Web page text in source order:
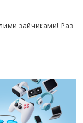
зайчиками! Раз